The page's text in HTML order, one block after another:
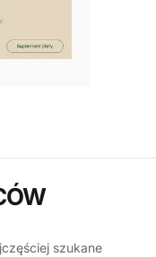
szukane